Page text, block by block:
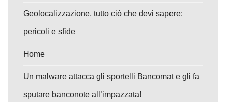
Geolocalizzazione, tutto ciò che devi sapere:
pericoli e sfide
Home
Un malware attacca gli sportelli Bancomat e gli fa
sputare banconote all’impazzata!